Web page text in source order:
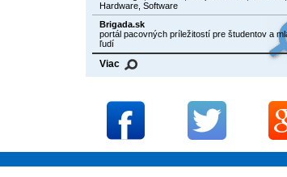
Hardware, Software
Brigada.sk
portál pacovných príležitostí pre študentov a
ľudí
Viac